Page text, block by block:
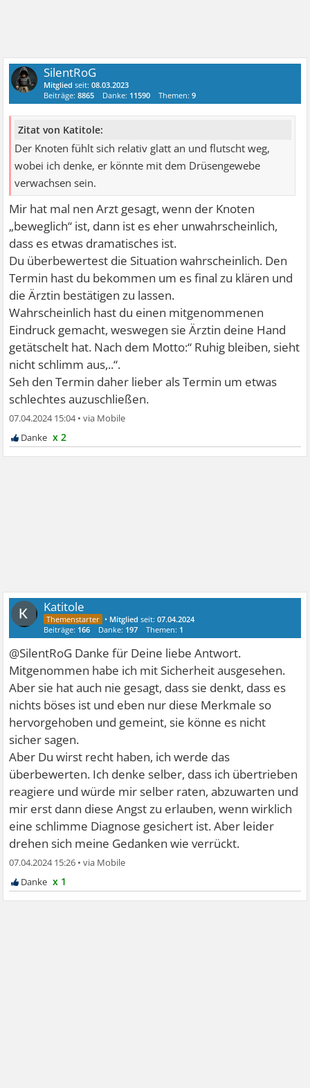
SilentRoG
Mitglied seit:08.03.2023
Beiträge:8865 Danke: 11590 Themen:9
Zitat von Katitole:
Der Knoten fühlt sich relativ glatt an und flutscht weg,
wobei ich denke, er könnte mit dem Drüsengewebe
verwachsen sein.
Mir hat mal nen Arzt gesagt, wenn der Knoten
„beweglich“ ist, dann ist es eher unwahrscheinlich,
dass es etwas dramatisches ist.
Du überbewertest die Situation wahrscheinlich. Den
Termin hast du bekommen um es final zu klären und
die Ärztin bestätigen zu lassen.
Wahrscheinlich hast du einen mitgenommenen
Eindruck gemacht, weswegen sie Ärztin deine Hand
getätschelt hat. Nach dem Motto:“ Ruhig bleiben, sieht
nicht schlimm aus,..“.
Seh den Termin daher lieber als Termin um etwas
schlechtes auzuschließen.
07.04.2024 15:04•
x 2
Katitole
• Mitglied seit:07.04.2024
Beiträge: 166 Danke: 197 Themen: 1
@SilentRoG Danke für Deine liebe Antwort.
Mitgenommen habe ich mit Sicherheit ausgesehen.
Aber sie hat auch nie gesagt, dass sie denkt, dass es
nichts böses ist und eben nur diese Merkmale so
hervorgehoben und gemeint, sie könne es nicht
sicher sagen.
Aber Du wirst recht haben, ich werde das
überbewerten. Ich denke selber, dass ich übertrieben
reagiere und würde mir selber raten, abzuwarten und
mir erst dann diese Angst zu erlauben, wenn wirklich
eine schlimme Diagnose gesichert ist. Aber leider
drehen sich meine Gedanken wie verrückt.
07.04.2024 15:26 •
x 1